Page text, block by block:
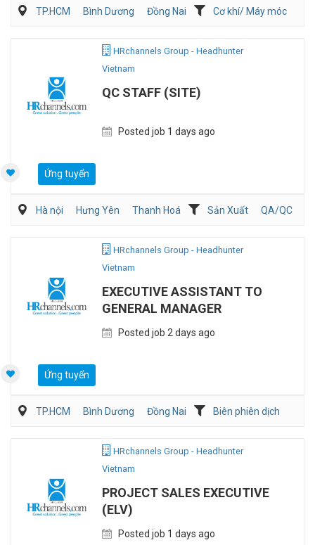
TP.HCM Bình Dương Đồng Nai
Cơ khí/ Máy móc
HRchannels Group - Headhunter
Vietnam
QC STAFF (SITE)
Posted job 1 days ago
Ứng tuyển
Hà nội Hưng Yên Thanh Hoá Sản Xuất
QA/QC
HRchannels Group - Headhunter
Vietnam
EXECUTIVE ASSISTANT TO
GENERAL MANAGER
Posted job 2 days ago
Ứng tuyển
TP.HCM Bình Dương Đồng Nai
Biên phiên dịch
HRchannels Group - Headhunter
Vietnam
PROJECT SALES EXECUTIVE
(ELV)
Posted job 1 days ago